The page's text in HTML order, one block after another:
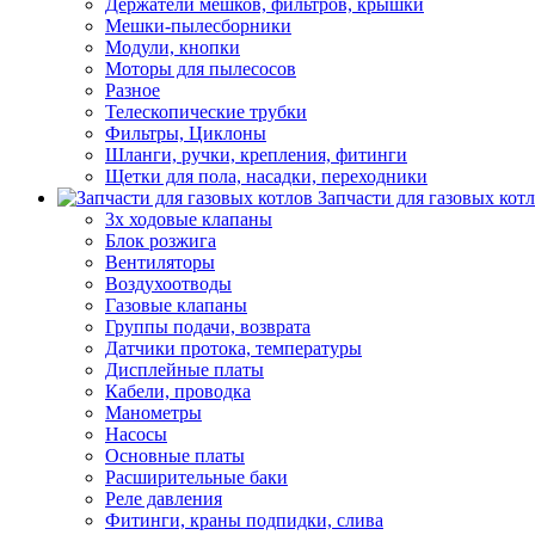
Держатели мешков, фильтров, крышки
Мешки-пылесборники
Модули, кнопки
Моторы для пылесосов
Разное
Телескопические трубки
Фильтры, Циклоны
Шланги, ручки, крепления, фитинги
Щетки для пола, насадки, переходники
Запчасти для газовых
3х ходовые клапаны
Блок розжига
Вентиляторы
Воздухоотводы
Газовые клапаны
Группы подачи, возврата
Датчики протока, температуры
Дисплейные платы
Кабели, проводка
Манометры
Насосы
Основные платы
Расширительные баки
Реле давления
Фитинги, краны подпидки, слива